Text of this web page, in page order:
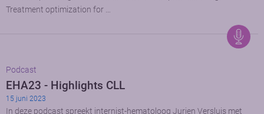
Treatment optimization for …
Podcast
EHA23 - Highlights CLL
15 juni 2023
In deze podcast spreekt internist-hematoloog Jurjen Versluis met